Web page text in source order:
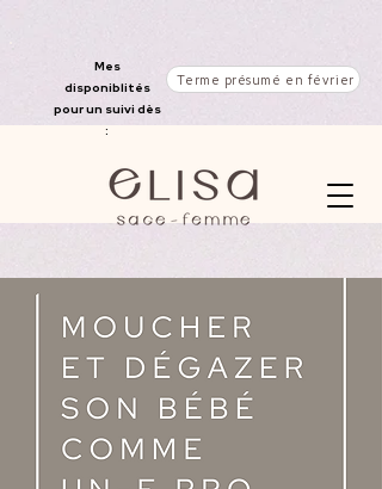
Mes
disponiblités
pour un suivi dès
:
Terme présumé en février